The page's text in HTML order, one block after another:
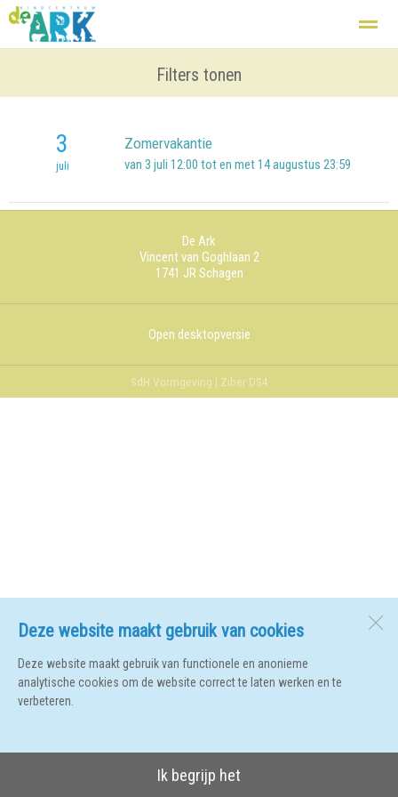
Basisschool Zij aan zij
Home Nieuws Agenda
Deze website maakt gebruik van cookies
Deze website maakt gebruik van functionele en anonieme
analytische cookies om de website correct te laten werken en te
verbeteren.
Ik begrijp het
Filters tonen
3
juli
Zomervakantie
van 3 juli 12:00 tot en met 14 augustus 23:59
De Ark
Vincent van Goghlaan 2
1741 JRSchagen
Open desktopversie
SdH Vormgeving | Ziber DS4